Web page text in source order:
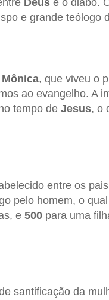
Deuse o diabo.
e grande teólogo
, que viveu o
ao evangelho. A
tempo deJesus, o
entre os
pelo homem, o
e500para uma
santificação da